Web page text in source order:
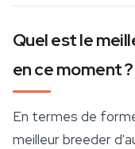
Quel est le
en ce moment ?
En termes de
meilleur breeder